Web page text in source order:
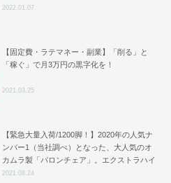
2022.01.07
【固定費・ラテマネー・副業】「削る」と
「稼ぐ」で月3万円の黒字化を！
2021.03.25
【緊急大量入荷/1200脚！】2020年の人気ナ
ンバー1（当社調べ）となった、大人気のオ
カムラ製「バロンチェア」。エクストラハイ
バック（ヘッドレスト）、可働肘の大量入荷
2021.08.24